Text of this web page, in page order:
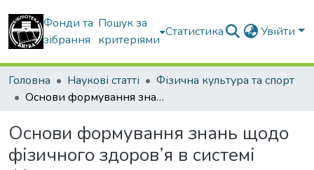
Фонди та
зібрання
Пошук за
критеріями
Статистика Увійти
Головна Наукові статті
Фізична культура та спорт
Основи формування знань щодо фізичного здоров’я в системі фізичного виховання студентської молоді.
Основи формування знань щодо
фізичного здоров’я в системі